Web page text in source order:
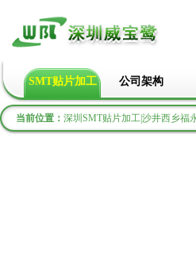
SMT贴片加工 公司架构
当前位置： 深圳SMT贴片加工|沙井西乡福